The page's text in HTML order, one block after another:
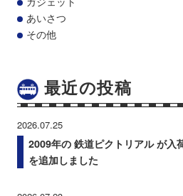
あいさつ
その他
最近の投稿
2026.07.25
2009年の 鉄道ピクトリアル が入
を追加しました